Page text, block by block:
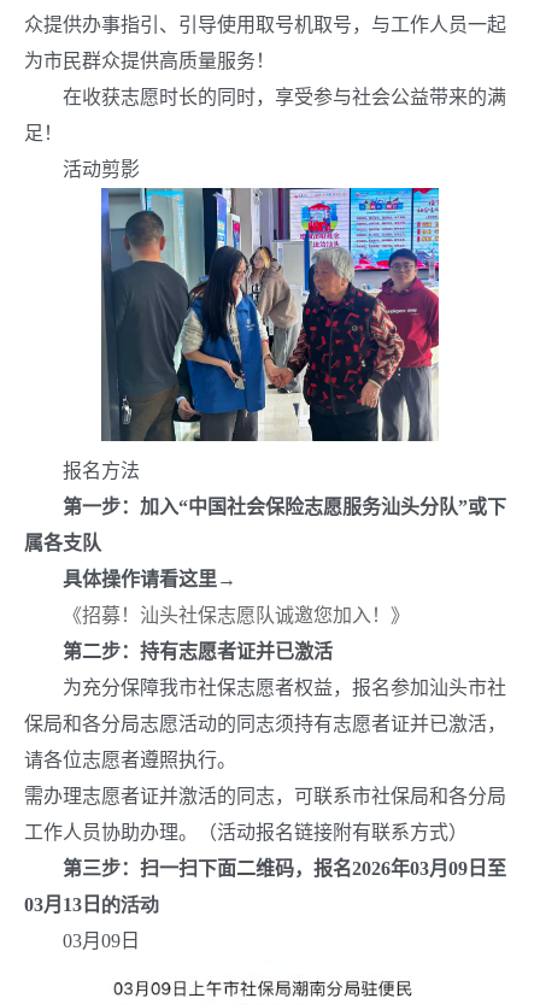
众提供办事指引、引导使用取号机取号，与工作人员一起
为市民群众提供高质量服务！
在收获志愿时长的同时，享受参与社会公益带来的满
足！
活动剪影
报名方法
第一步：加入“中国社会保险志愿服务汕头分队”或下
属各支队
具体操作请看这里→
《招募！汕头社保志愿队诚邀您加入！》
第二步：持有志愿者证并已激活
为充分保障我市社保志愿者权益，报名参加汕头市社
保局和各分局志愿活动的同志须持有志愿者证并已激活，
请各位志愿者遵照执行。
需办理志愿者证并激活的同志，可联系市社保局和各分局
工作人员协助办理。（活动报名链接附有联系方式）
第三步：扫一扫下面二维码，报名2026年03月 09 日至
03月 13 日 的活动
03月 09 日